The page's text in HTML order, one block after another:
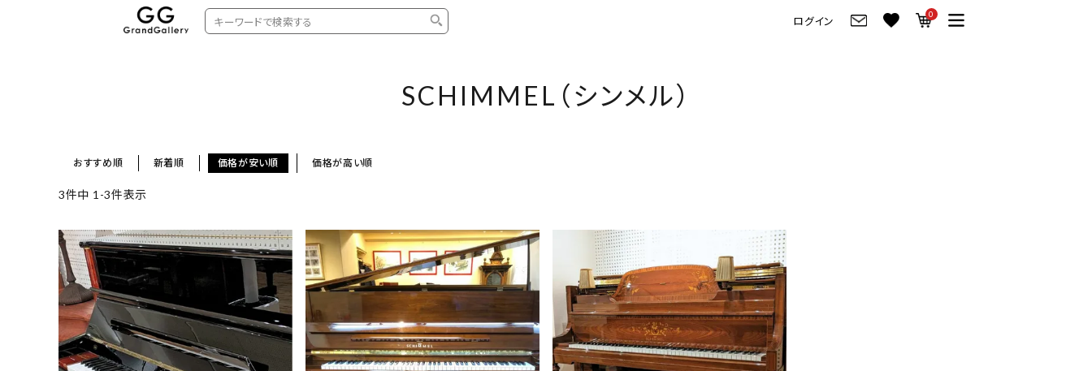
ログイン
0
中古グランドピアノ
名作・コレクション
新品ピアノ
コンサートグランドピアノ
YAMAHA
C.BECHSTEIN
BOSTON
DIAPASON
もっとみる
ピアノトーク
新品ピアノ価格一覧
ピアノ製品番号一覧
SCHIMMEL（シンメル）
おすすめ順 新着順 価格が安い順 価格が高い順
3件中 1 -3件表示